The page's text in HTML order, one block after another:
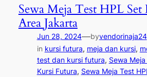
Sewa Meja Test HPL
Area Jakarta
Jun 28, 2024—byvendorinaja24
in kursi futura, meja dan kursi,
test dan kursi futura, Sewa
Kursi Futura, Sewa Meja Test